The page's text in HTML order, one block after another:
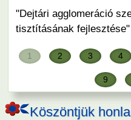
Felhasználó
"Dejtári agglomeráció
tisztításának
1 2 3 4
9
Köszöntjük